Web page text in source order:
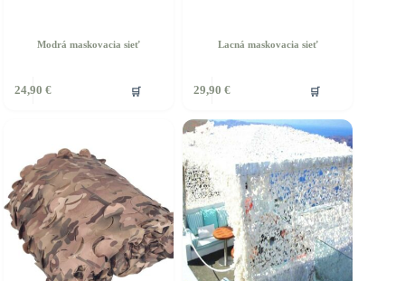
Modrá maskovacia sieť
24,90 € 🛒
Lacná maskovacia sieť
29,90 € 🛒
produkt
viacero
variantov.
Možnosti
môžete
vybrať
na
stránke
produktu.